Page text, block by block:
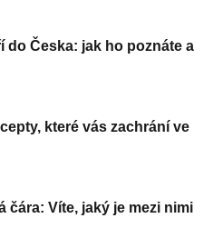
do Česka: jak ho poznáte a
které vás zachrání ve
čára: Víte, jaký je mezi nimi